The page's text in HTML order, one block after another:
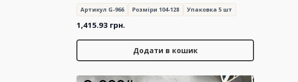
Артикул G-966
Розміри 104-128 Упаковка 5 шт
1,415.93 грн.
Додати в кошик